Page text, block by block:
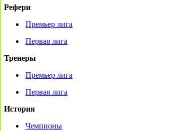
Рефери
Премьер лига
Первая лига
Тренеры
Премьер лига
Первая лига
История
Чемпионы